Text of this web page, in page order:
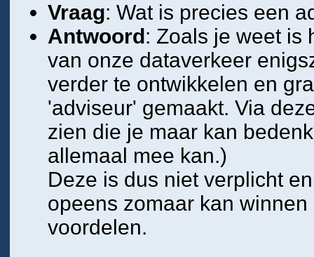
Vraag: Wat is precies een
Antwoord : Zoals je weet is
van onze dataverkeer
verder te ontwikkelen en
'adviseur' gemaakt. Via
zien die je maar kan
allemaal mee kan.)
Deze is dus niet verplicht
opeens zomaar kan
voordelen.